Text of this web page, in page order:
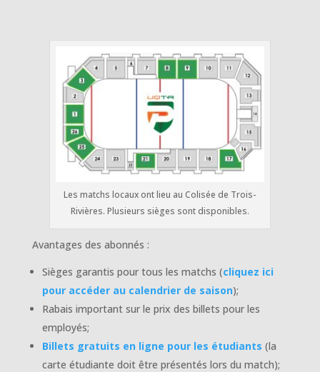
Les matchs locaux ont lieu au Colisée de Trois-
Rivières. Plusieurs sièges sont disponibles.
Avantages des abonnés :
Sièges garantis pour tous les matchs (cliquez ici
pour accéder au calendrier de saison);
Rabais important sur le prix des billets pour les
employés;
Billets gratuits en ligne pour les étudiants (la
carte étudiante doit être présentés lors du match);